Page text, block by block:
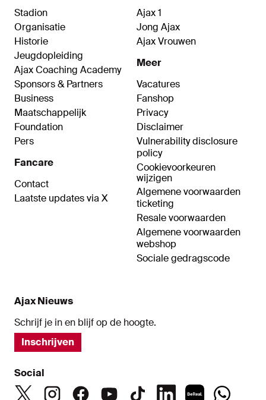
Stadion
Organisatie
Historie
Jeugdopleiding
Ajax Coaching Academy
Sponsors & Partners
Business
Maatschappelijk
Foundation
Pers
Fancare
Contact
Laatste updates via X
Ajax 1
Jong Ajax
Ajax Vrouwen
Meer
Vacatures
Fanshop
Privacy
Disclaimer
Vulnerability disclosure
policy
Cookievoorkeuren
wijzigen
Algemene voorwaarden
ticketing
Resale voorwaarden
Algemene voorwaarden
webshop
Sociale gedragscode
Ajax Nieuws
Schrijf je in en blijf op de hoogte.
Inschrijven
Social